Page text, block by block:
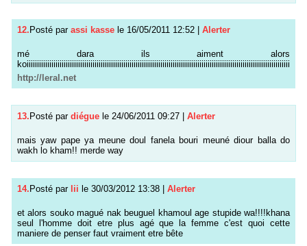
12. Posté par assi kasse le 16/05/2011 12:52 Alerter
mé dara ils aiment alors
koiiiiiiiiiiiiiiiiiiiiiiiiiiiiiiiiiiiiiiiiiiiiiiiiiiiiiiiiiiiiiiiiiiiiiiiiiiiiiiiiiiiiiiiiiiiiiiiiiiiiiiiiiiiiiiiiiiiiiiiiiiiiiiii
http://leral.net
13. Posté par diégue le 24/06/2011 09:27 Alerter
mais yaw pape ya meune doul fanela bouri meuné diour balla do
wakh lo kham!! merde way
14. Posté par lii le 30/03/2012 13:38 Alerter
et alors souko magué nak beuguel khamoul age stupide wa!!!!khana
seul l'homme doit etre plus agé que la femme c'est quoi cette
maniere de penser faut vraiment etre bête